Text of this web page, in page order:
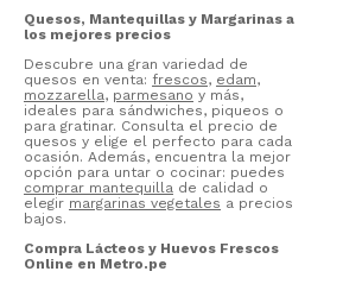
Quesos, Mantequillas y Margarinas a
los mejores precios
Descubre una gran variedad de
quesos en venta: frescos, edam,
mozzarella, parmesano y más,
ideales para sándwiches, piqueos o
para gratinar. Consulta el precio de
quesos y elige el perfecto para cada
ocasión. Además, encuentra la mejor
opción para untar o cocinar: puedes
comprar mantequilla de calidad o
elegir margarinas vegetales a precios
bajos.
Compra Lácteos y Huevos Frescos
Online en Metro.pe